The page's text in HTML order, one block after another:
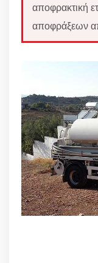
αποφρακτική
αποφράξεων